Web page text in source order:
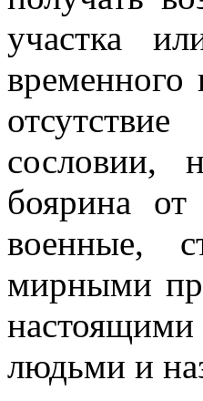
участка
временного
сословии,
боярина
военные,
мирными
людьми и